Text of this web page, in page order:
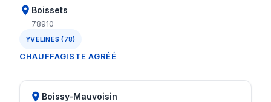
Boissets
78910
YVELINES (78)
CHAUFFAGISTE AGRÉÉ
Boissy-Mauvoisin